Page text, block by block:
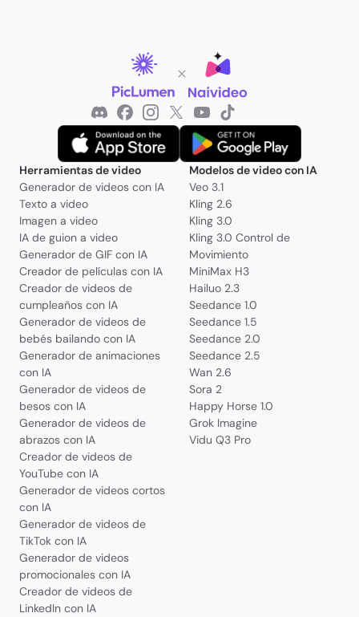
Herramientas de video
Generador de videos con IA
Texto a video
Imagen a video
IA de guion a video
Generador de GIF con IA
Creador de películas con IA
Creador de videos de
cumpleaños con IA
Generador de videos de
bebés bailando con IA
Generador de animaciones
con IA
Generador de videos de
besos con IA
Generador de videos de
abrazos con IA
Creador de videos de
YouTube con IA
Generador de videos cortos
con IA
Generador de videos de
TikTok con IA
Generador de videos
promocionales con IA
Creador de videos de
LinkedIn con IA
Modelos de video con IA
Veo 3.1
Kling 2.6
Kling 3.0
Kling 3.0 Control de
Movimiento
MiniMax H3
Hailuo 2.3
Seedance 1.0
Seedance 1.5
Seedance 2.0
Seedance 2.5
Wan 2.6
Sora 2
Happy Horse 1.0
Grok Imagine
Vidu Q3 Pro